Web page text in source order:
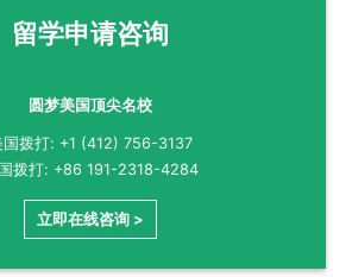
留学申请咨询
圆梦美国顶尖名校
国拨打: +1 (412) 756-3137
拨打: +86 191-2318-4284
立即在线咨询 >